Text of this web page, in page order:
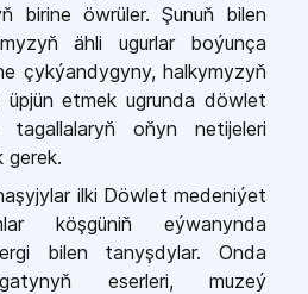
birine öwrüler. Şunuň bilen
ähli ugurlar boýunça
çykýandygyny, halkymyzyň
etmek ugrunda döwlet
tagallalaryň oňyn netijeleri
gerek.
ilki Döwlet medeniýet
köşgüniň eýwanynda
bilen tanyşdylar. Onda
eserleri, muzeý